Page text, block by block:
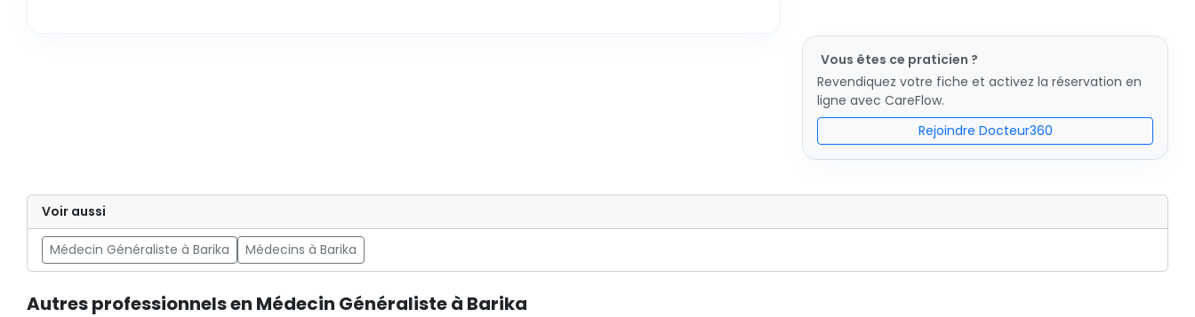
Vous êtes ce praticien ?
Revendiquez votre fiche et activez la réservation en
ligne avec CareFlow.
Rejoindre Docteur360
Voir aussi
Médecin Généraliste à Barika Médecins à Barika
Autres professionnels en Médecin Généraliste à Barika